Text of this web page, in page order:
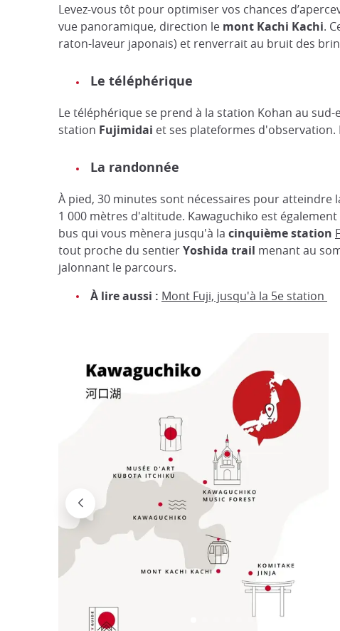
Levez-vous tôt pour optimiser vos chances
vue panoramique, direction le mont Kachi Kachi.
raton-laveur japonais) et renverrait au bruit des
Le téléphérique
Le téléphérique se prend à la station Kohan au
station Fujimidai et ses plateformes
La randonnée
À pied, 30 minutes sont nécessaires pour
1 000 mètres d'altitude. Kawaguchiko est
bus qui vous mènera jusqu'à la cinquième station
tout proche du sentierYoshida trail menant au
jalonnant le parcours.
À lire aussi : Mont Fuji, jusqu'à la 5e station